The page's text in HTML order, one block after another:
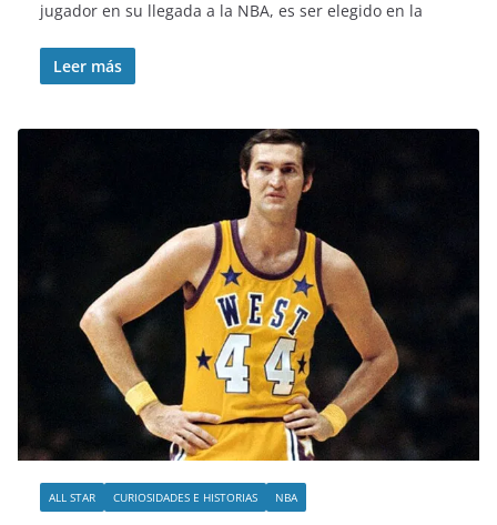
jugador en su llegada a la NBA, es ser elegido en la
Leer más
ALL STAR CURIOSIDADES E HISTORIAS NBA